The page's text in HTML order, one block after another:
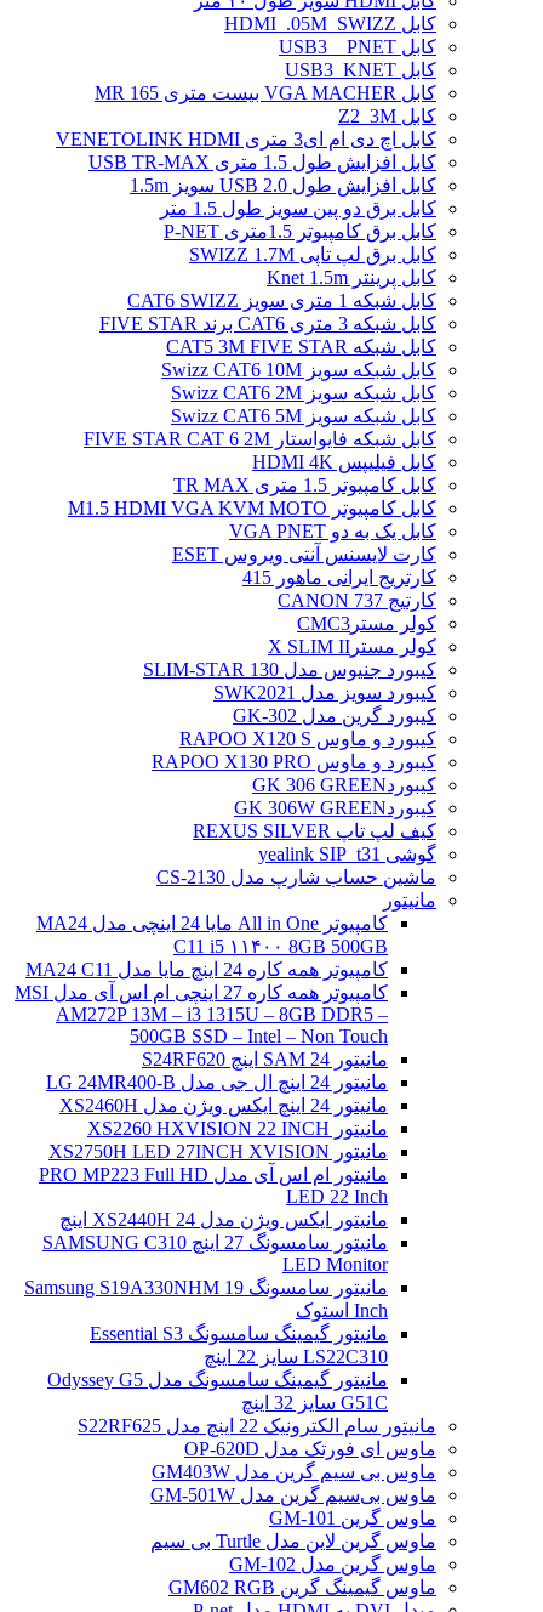
کابل HDMI_.05M_SWIZZ
کابل USB3 _ PNET
کابل USB3_KNET
کابل VGA MACHER بیست متری MR 165
کابل Z2_3M
کابل اچ دی ام ای3 متری VENETOLINK HDMI
کابل افزایش طول 1.5 متری USB TR-MAX
کابل افزایش طول USB 2.0 سویز 1.5m
کابل برق دو پین سویز طول 1.5 متر
کابل برق کامپیوتر 1.5ﻣﺘﺮی P-NET
کابل برق لپ تاپی SWIZZ 1.7M
کابل پرینتر Knet 1.5m
کابل شبکه 1 متری سویز CAT6 SWIZZ
کابل شبکه 3 متری CAT6 برند FIVE STAR
کابل شبکه CAT5 3M FIVE STAR
کابل شبکه سویز Swizz CAT6 10M
کابل شبکه سویز Swizz CAT6 2M
کابل شبکه سویز Swizz CAT6 5M
کابل شبکه فایواستار FIVE STAR CAT 6 2M
کابل فیلیپس HDMI 4K
کابل کامپیوتر 1.5 متری TR MAX
کابل کامپیوتر M1.5 HDMI VGA KVM MOTO
کابل یک به دو VGA PNET
کارت لایسنس آنتی ویروس ESET
کارتریج ایرانی ماهور 415
کارتیج 737 CANON
کولر مسترCMC3
کولر مسترX SLIM II
کیبورد جنیوس مدل SLIM-STAR 130
کیبورد سویز مدل SWK2021
کیبورد گرین مدل GK-302
کیبورد و ماوس RAPOO X120 S
کیبورد و ماوس RAPOO X130 PRO
کیبوردGK 306 GREEN
کیبوردGK 306W GREEN
کیف لپ تاپ REXUS SILVER
گوشی yealink SIP_t31
ماشین حساب شارپ مدل CS-2130
مانیتور
کامپیوتر All in One مایا 24 اینچی مدل MA24
C11 i5 ۱۱۴۰۰ 8GB 500GB
کامپیوتر همه کاره 24 اینچ مایا مدل MA24 C11
کامپیوتر همه کاره 27 اینچی ام اس آی مدل MSI
AM272P 13M – i3 1315U – 8GB DDR5 –
500GB SSD – Intel – Non Touch
مانیتور 24 SAM اینچ S24RF620
مانیتور 24 اینچ ال جی مدل LG 24MR400-B
مانیتور 24 اینچ ایکس ویژن مدل XS2460H
مانیتور XS2260 HXVISION 22 INCH
مانیتور XS2750H LED 27INCH XVISION
مانیتور ام اس آی مدل PRO MP223 Full HD
LED 22 Inch
مانیتور ایکس ویژن مدل XS2440H 24 اینچ
مانیتور سامسونگ 27 اینچ SAMSUNG C310
LED Monitor
مانیتور سامسونگ Samsung S19A330NHM 19
Inch استوک
مانیتور گیمینگ سامسونگ Essential S3
LS22C310 سایز 22 اینچ
مانیتور گیمینگ سامسونگ مدل Odyssey G5
G51C سایز 32 اینچ
مانیتور سام الکترونیک 22 اینچ مدل S22RF625
ماوس ای فورتک مدل OP-620D
ماوس بی سیم گرین مدل GM403W
ماوس بی‌سیم گرین مدل GM-501W
ماوس گرین GM-101
ماوس گرین لاین مدل Turtle بی سیم
ماوس گرین مدل GM-102
ماوس گیمینگ گرین GM602 RGB